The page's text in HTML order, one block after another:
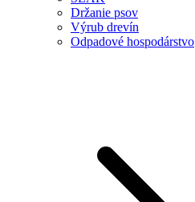
Držanie psov
Výrub drevín
Odpadové hospodárstvo